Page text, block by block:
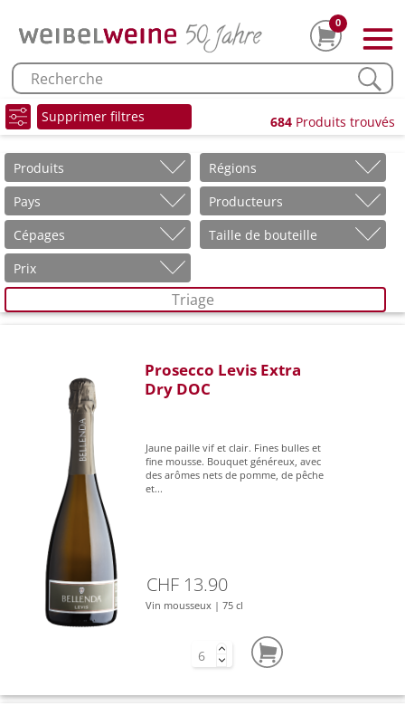
0
Supprimer filtres 684 Produits trouvés
Produits
Régions
Pays
Producteurs
Cépages
Taille de bouteille
Prix
Triage
Prosecco Levis Extra
Dry DOC
Jaune paille vif et clair. Fines bulles et
fine mousse. Bouquet généreux, avec
des arômes nets de pomme, de pêche
et...
CHF 13.90
Vin mousseux | 75 cl